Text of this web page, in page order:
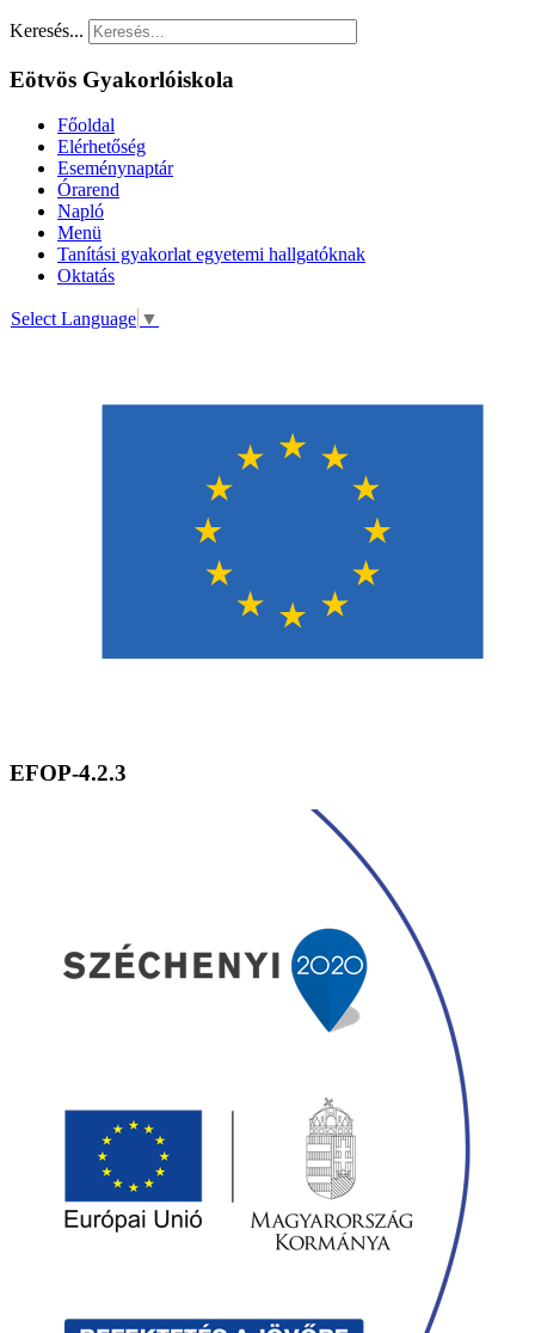
Keresés...
Eötvös Gyakorlóiskola
Főoldal
Elérhetőség
Eseménynaptár
Órarend
Napló
Menü
Tanítási gyakorlat egyetemi hallgatóknak
Oktatás
Select Language ▼
EFOP-4.2.3